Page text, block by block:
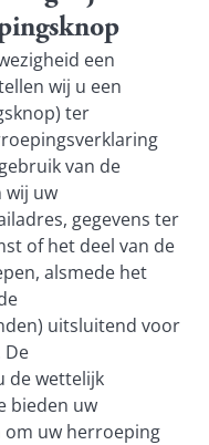
een
wij u een
ter
van de
wij uw
gegevens ter
of het deel van de
alsmede het
uitsluitend voor
De
de wettelijk
bieden uw
uw herroeping